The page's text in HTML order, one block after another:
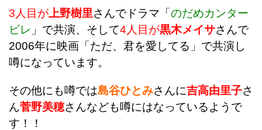
3人目が上野樹里さんでドラマ「のだめカンター
ビレ 」で共演、そして4人目が黒木メイサさんで
2006年に映画「ただ、君を愛してる」で共演し
噂になっています。
その他にも噂では島谷ひとみさんに吉高由里子さ
ん菅野美穂さんなども噂にはなっているようで
す！！